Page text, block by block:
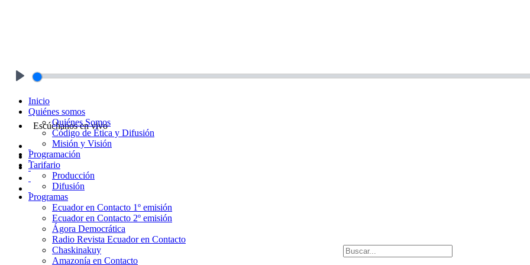
Escúchanos en vivo
Inicio
Quiénes somos
Quiénes Somos
Código de Ética y Difusión
Misión y Visión
Programación
Tarifario
Producción
Difusión
Programas
Ecuador en Contacto 1º emisión
Ecuador en Contacto 2º emisión
Ágora Democrática
Radio Revista Ecuador en Contacto
Chaskinakuy
Amazonía en Contacto